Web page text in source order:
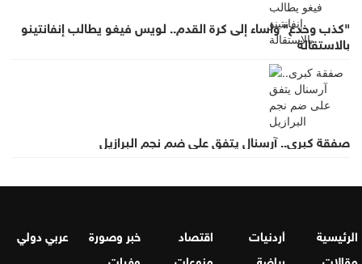
"كذب وخدع" وأساء إلى كرة القدم.. لويس فيغو يطالب إنفانتينو
بالاستقالة
صفقة كبرى.. آرسنال يتفق على ضم نجم البرازيل
الرئيسية أردنيات اقتصاد خبر وصورة
عربي دولي
مقالات
رياضة منوعات وفيات